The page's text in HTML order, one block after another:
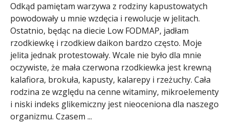
Odkąd pamiętam warzywa z rodziny kapustowatych
powodowały u mnie wzdęcia i rewolucje w jelitach.
Ostatnio, będąc na diecie Low FODMAP, jadłam
rzodkiewkę i rzodkiew daikon bardzo często. Moje
jelita jednak protestowały. Wcale nie było dla mnie
oczywiste, że mała czerwona rzodkiewka jest krewną
kalafiora, brokuła, kapusty, kalarepy i rzeżuchy. Cała
rodzina ze względu na cenne witaminy, mikroelementy
i niski indeks glikemiczny jest nieoceniona dla naszego
organizmu. Czasem ...